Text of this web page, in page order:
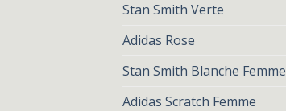
Stan Smith Verte
Adidas Rose
Stan Smith Blanche Femme
Adidas Scratch Femme